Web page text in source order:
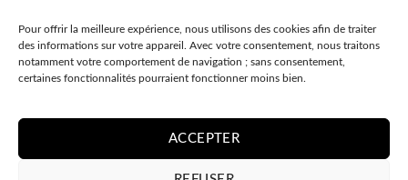
Pour offrir la meilleure expérience, nous utilisons des cookies afin de traiter
des informations sur votre appareil. Avec votre consentement, nous traitons
notamment votre comportement de navigation ; sans consentement,
certaines fonctionnalités pourraient fonctionner moins bien.
ACCEPTER
J’ai une autre question.
Contactez-nous